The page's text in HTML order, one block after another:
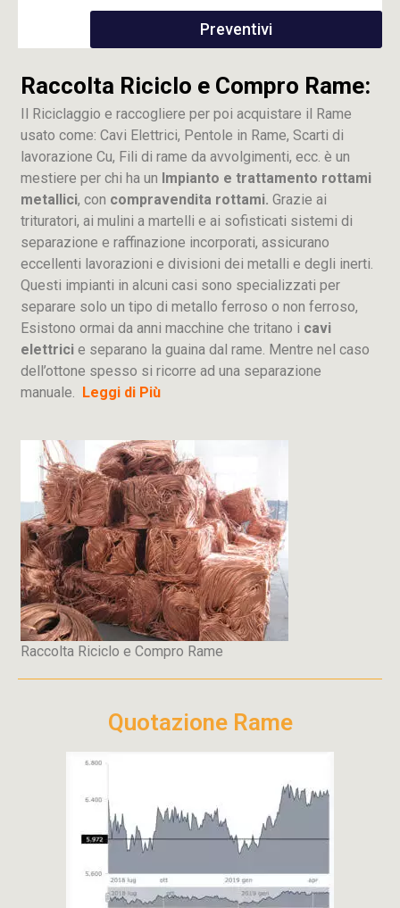
Preventivi
Raccolta Riciclo e Compro Rame:
Il Riciclaggio e raccogliere per poi acquistare il Rame
usato come: Cavi Elettrici, Pentole in Rame, Scarti di
lavorazione Cu, Fili di rame da avvolgimenti, ecc. è un
mestiere per chi ha un Impianto e trattamento rottami
metallici, con compravendita rottami. Grazie ai
trituratori, ai mulini a martelli e ai sofisticati sistemi di
separazione e raffinazione incorporati, assicurano
eccellenti lavorazioni e divisioni dei metalli e degli inerti.
Questi impianti in alcuni casi sono specializzati per
separare solo un tipo di metallo ferroso o non ferroso,
Esistono ormai da anni macchine che tritano i cavi
elettrici e separano la guaina dal rame. Mentre nel caso
dell’ottone spesso si ricorre ad una separazione
manuale. Leggi di Più
Raccolta Riciclo e Compro Rame
Quotazione Rame